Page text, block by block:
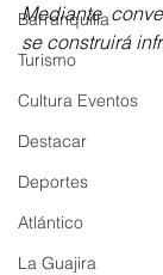
Barranquilla
Turismo
Cultura Eventos
Destacar
Deportes
Atlántico
La Guajira
Mediante
se construirá